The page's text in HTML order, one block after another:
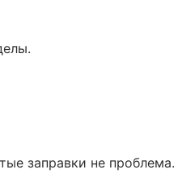
заправки не проблема.